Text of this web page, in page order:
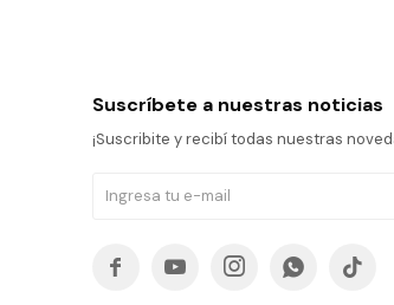
Suscríbete a nuestras noticias
¡Suscribite y recibí todas nuestras
    